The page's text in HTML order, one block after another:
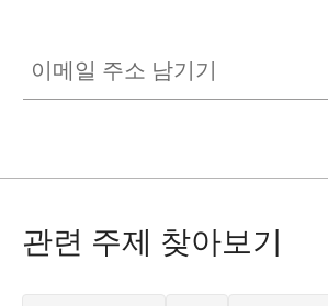
관련 주제 찾아보기